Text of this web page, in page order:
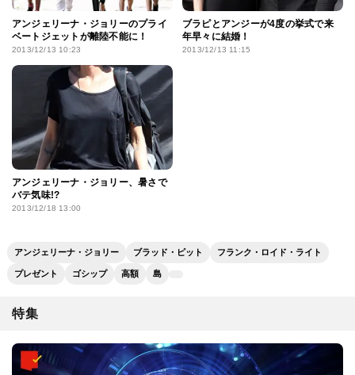
アンジェリーナ・ジョリーのプライ
ベートジェットが離陸不能に！
2013/12/13 10:23
ブラピとアンジーが4度の挙式で来
年早々に結婚！
2013/12/13 11:15
アンジェリーナ・ジョリー、暑さで
バテ気味!?
2013/12/18 13:00
アンジェリーナ・ジョリー ブラッド・ピット フランク・ロイド・ライト
プレゼント ゴシップ 高額 島
特集